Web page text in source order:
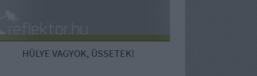
HÜLYE VAGYOK, ÜSSETEK!